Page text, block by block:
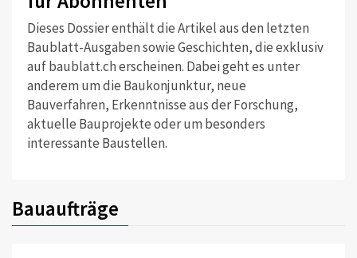
Dieses Dossier enthält die Artikel aus den letzten
Baublatt-Ausgaben sowie Geschichten, die exklusiv
auf baublatt.ch erscheinen. Dabei geht es unter
anderem um die Baukonjunktur, neue
Bauverfahren, Erkenntnisse aus der Forschung,
aktuelle Bauprojekte oder um besonders
interessante Baustellen.
Bauaufträge